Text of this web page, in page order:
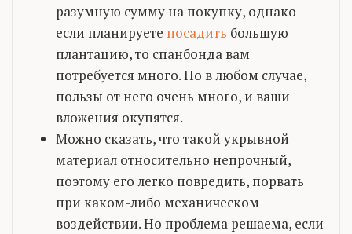
разумную сумму на покупку, однако
если планируете посадить большую
плантацию, то спанбонда вам
потребуется много. Но в любом случае,
пользы от него очень много, и ваши
вложения окупятся.
Можно сказать, что такой укрывной
материал относительно непрочный,
поэтому его легко повредить, порвать
при каком-либо механическом
воздействии. Но проблема решаема, если